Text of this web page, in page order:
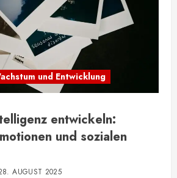
und Entwicklung
entwickeln:
und sozialen
AUGUST 2025